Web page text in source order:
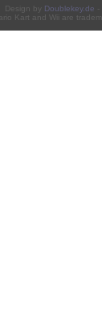
Design by Doublekey.de
Kart and Wii are